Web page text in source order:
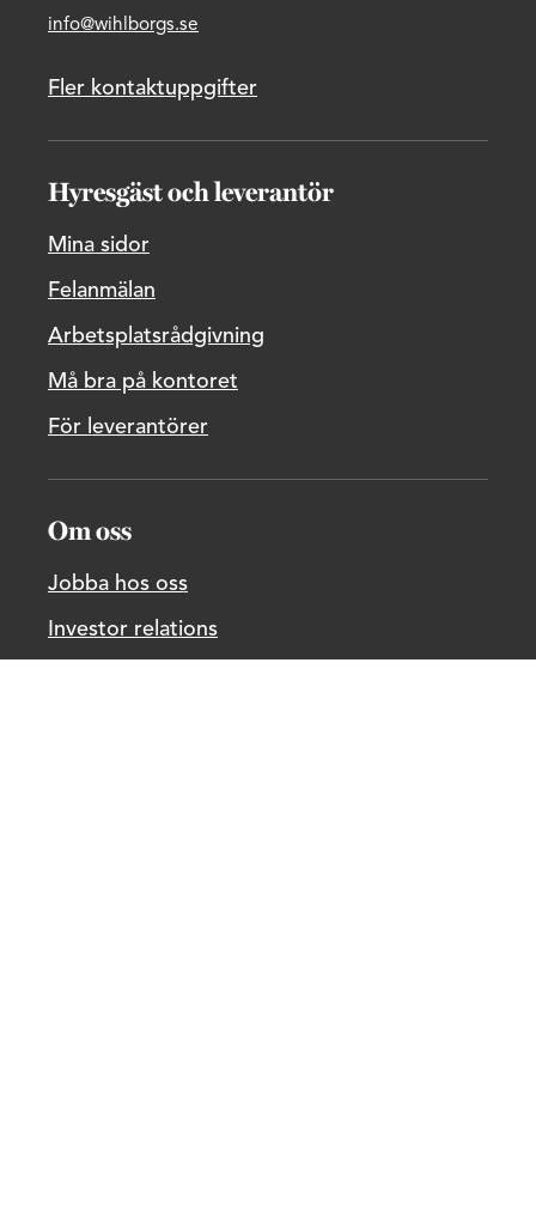
info@wihlborgs.se
Fler kontaktuppgifter
Hyresgäst och leverantör
Mina sidor
Felanmälan
Arbetsplatsrådgivning
Må bra på kontoret
För leverantörer
Om oss
Jobba hos oss
Investor relations